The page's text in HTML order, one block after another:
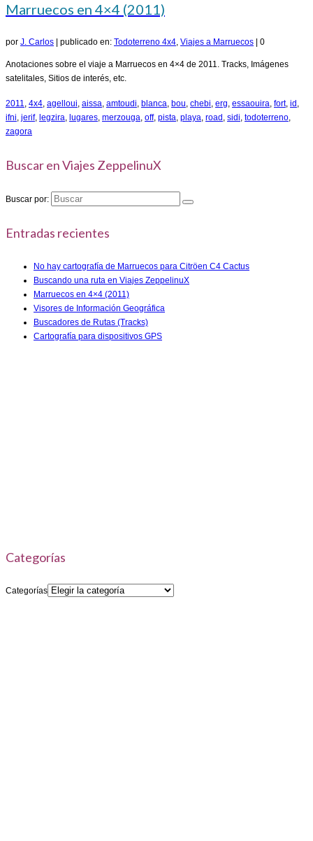
Marruecos en 4×4 (2011)
por J. Carlos | publicado en: Todoterreno 4x4, Viajes a Marruecos | 0
Anotaciones sobre el viaje a Marruecos en 4×4 de 2011. Tracks, Imágenes
satelitales, Sitios de interés, etc.
2011, 4x4, agelloui, aissa, amtoudi, blanca, bou, chebi, erg, essaouira, fort, id,
ifni, jerif, legzira, lugares, merzouga, off, pista, playa, road, sidi, todoterreno,
zagora
Buscar en Viajes ZeppelinuX
Buscar por:
Entradas recientes
No hay cartografía de Marruecos para Citröen C4 Cactus
Buscando una ruta en Viajes ZeppelinuX
Marruecos en 4×4 (2011)
Visores de Información Geográfica
Buscadores de Rutas (Tracks)
Cartografía para dispositivos GPS
Categorías
Categorías